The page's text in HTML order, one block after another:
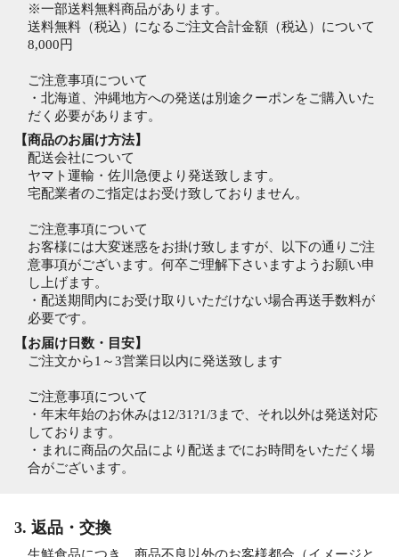
※一部送料無料商品があります。
送料無料（税込）になるご注文合計金額（税込）について
8,000円
ご注意事項について
・北海道、沖縄地方への発送は別途クーポンをご購入いた
だく必要があります。
【商品のお届け方法】
配送会社について
ヤマト運輸・佐川急便より発送致します。
宅配業者のご指定はお受け致しておりません。
ご注意事項について
お客様には大変迷惑をお掛け致しますが、以下の通りご注
意事項がございます。何卒ご理解下さいますようお願い申
し上げます。
・配送期間内にお受け取りいただけない場合再送手数料が
必要です。
【お届け日数・目安】
ご注文から1～3営業日以内に発送致します
ご注意事項について
・年末年始のお休みは12/31?1/3まで、それ以外は発送対応
しております。
・まれに商品の欠品により配送までにお時間をいただく場
合がございます。
3. 返品・交換
生鮮食品につき、商品不良以外のお客様都合（イメージと